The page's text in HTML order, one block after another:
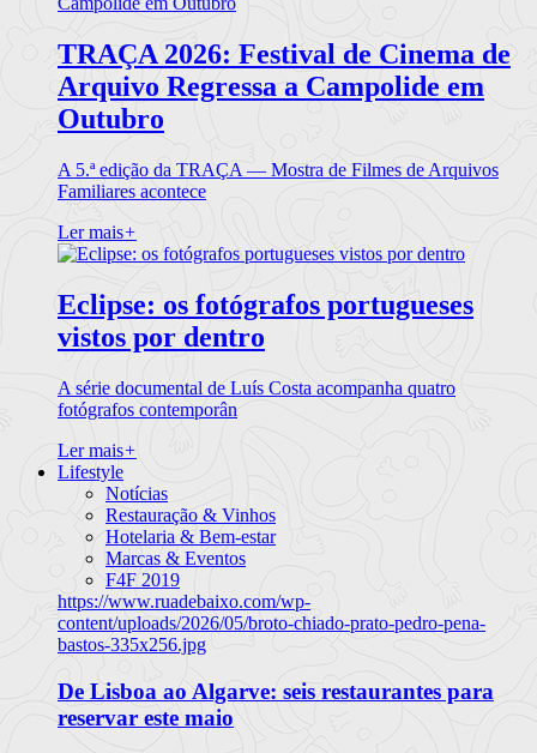
TRAÇA 2026: Festival de Cinema de
Arquivo Regressa a Campolide em
Outubro
A 5.ª edição da TRAÇA — Mostra de Filmes de Arquivos
Familiares acontece
Ler mais+
Eclipse: os fotógrafos portugueses
vistos por dentro
A série documental de Luís Costa acompanha quatro
fotógrafos contemporân
Ler mais+
Lifestyle
Notícias
Restauração & Vinhos
Hotelaria & Bem-estar
Marcas & Eventos
F4F 2019
https://www.ruadebaixo.com/wp-
content/uploads/2026/05/broto-chiado-prato-pedro-pena-
bastos-335x256.jpg
De Lisboa ao Algarve: seis restaurantes para
reservar este maio